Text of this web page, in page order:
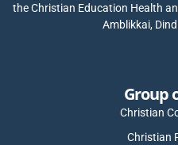
the Christian Education Health
Amblikkai,
Group
Christian
Christian